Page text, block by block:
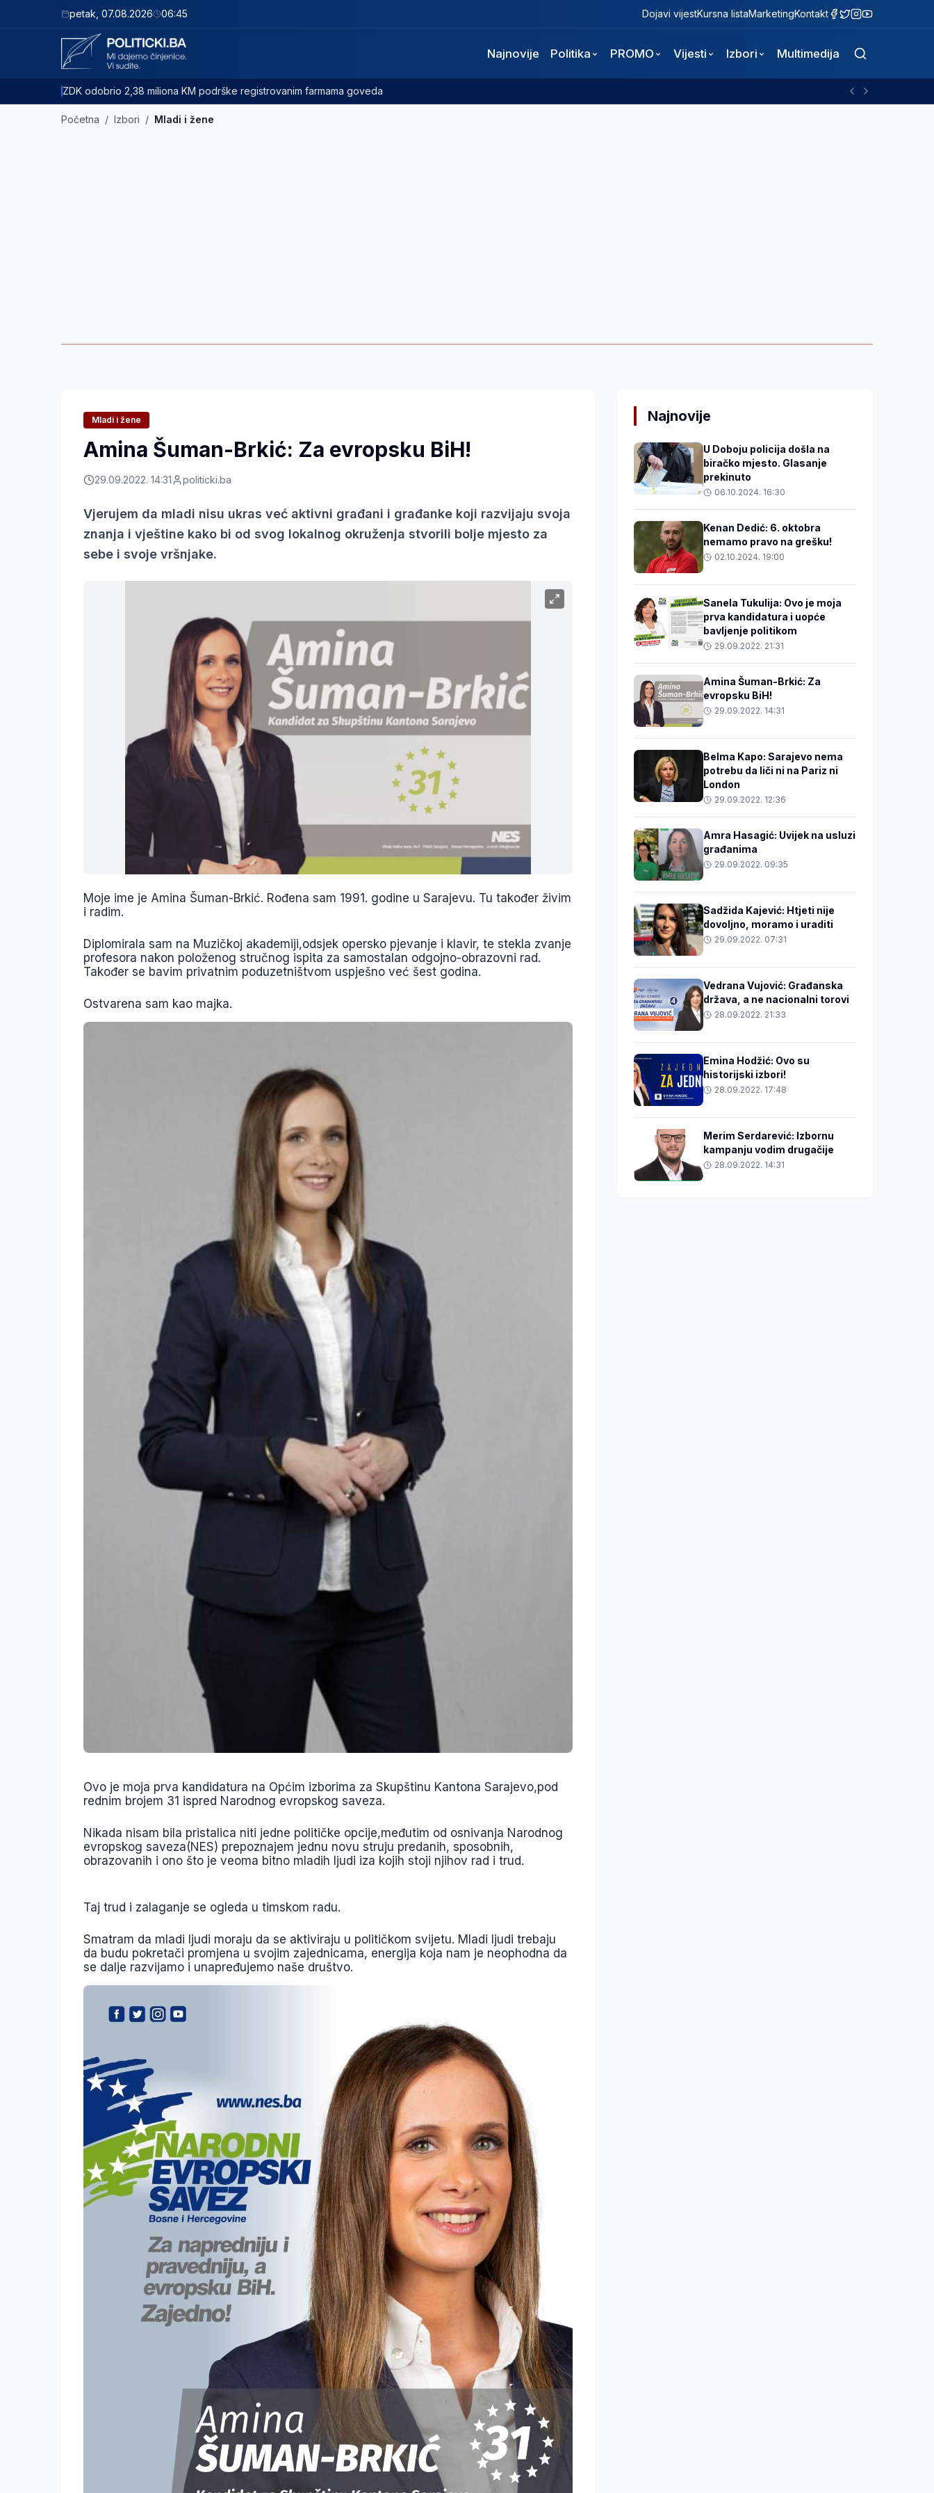
petak 07.08.2026 06:45 Dojavi vijestKursna listaMarketingKontakt
Najnovije Politika PROMO Vijesti Izbori Multimedija
ZDK odobrio 2,38 miliona KM podrške registrovanim farmama goveda
Početna / Izbori / Mladi i žene
Mladi i žene
Amina Šuman-Brkić: Za evropsku BiH!
29.09.2022. 14:31 politicki.ba
Vjerujem da mladi nisu ukras već aktivni građani i građanke koji razvijaju svoja
znanja i vještine kako bi od svog lokalnog okruženja stvorili bolje mjesto za
sebe i svoje vršnjake.
Moje ime je Amina Šuman-Brkić. Rođena sam 1991. godine u Sarajevu. Tu također živim
i radim.
Diplomirala sam na Muzičkoj akademiji,odsjek opersko pjevanje i klavir, te stekla zvanje
profesora nakon položenog stručnog ispita za samostalan odgojno-obrazovni rad.
Također se bavim privatnim poduzetništvom uspješno već šest godina.
Ostvarena sam kao majka.
Ovo je moja prva kandidatura na Općim izborima za Skupštinu Kantona Sarajevo,pod
rednim brojem 31 ispred Narodnog evropskog saveza.
Nikada nisam bila pristalica niti jedne političke opcije,međutim od osnivanja Narodnog
evropskog saveza(NES) prepoznajem jednu novu struju predanih, sposobnih,
obrazovanih i ono što je veoma bitno mladih ljudi iza kojih stoji njihov rad i trud.
Taj trud i zalaganje se ogleda u timskom radu.
Smatram da mladi ljudi moraju da se aktiviraju u političkom svijetu. Mladi ljudi trebaju
da budu pokretači promjena u svojim zajednicama, energija koja nam je neophodna da
se dalje razvijamo i unapređujemo naše društvo.
Najnovije
U Doboju policija došla na
biračko mjesto. Glasanje
prekinuto
06.10.2024. 16:30
Kenan Dedić: 6. oktobra
nemamo pravo na grešku!
02.10.2024. 19:00
Sanela Tukulija: Ovo je moja
prva kandidatura i uopće
bavljenje politikom
29.09.2022. 21:31
Amina Šuman-Brkić: Za
evropsku BiH!
29.09.2022. 14:31
Belma Kapo: Sarajevo nema
potrebu da liči ni na Pariz ni
London
29.09.2022. 12:36
Amra Hasagić: Uvijek na usluzi
građanima
29.09.2022. 09:35
Sadžida Kajević: Htjeti nije
dovoljno, moramo i uraditi
29.09.2022. 07:31
Vedrana Vujović: Građanska
država, a ne nacionalni torovi
28.09.2022. 21:33
Emina Hodžić: Ovo su
historijski izbori!
28.09.2022. 17:48
Merim Serdarević: Izbornu
kampanju vodim drugačije
28.09.2022. 14:31